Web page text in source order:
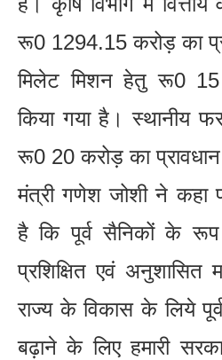
रू0 1294.15 करोड़ का
मिलेट मिशन हेतु रू0 15
किया गया है। स्थानीय
रू0 20 करोड़ का प्रावधान
मंत्री गणेश जोशी ने कहा
है कि पूर्व सैनिकों के रूप
प्रशिक्षित एवं अनुशासित
राज्य के विकास के लिये
बढ़ाने के लिए हमारी